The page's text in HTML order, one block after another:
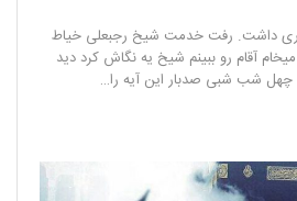
داشت. رفت خدمت شیخ رجبعلی خیاط
آقام رو ببینم شیخ یه نگاش کرد دید
چهل شب شبی صدبار این آیه را…